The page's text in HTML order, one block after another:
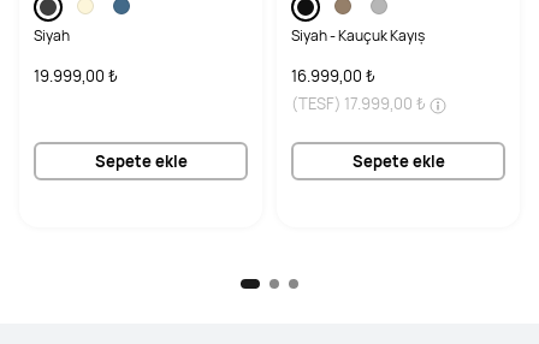
Siyah
19.999,00 ₺
Sepete ekle
Siyah - Kauçuk Kayış
16.999,00 ₺
(TESF) 17.999,00 ₺
Sepete ekle